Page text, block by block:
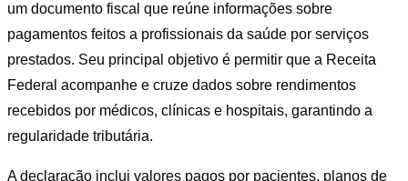
um documento fiscal que reúne informações sobre
pagamentos feitos a profissionais da saúde por serviços
prestados. Seu principal objetivo é permitir que a Receita
Federal acompanhe e cruze dados sobre rendimentos
recebidos por médicos, clínicas e hospitais, garantindo a
regularidade tributária.
A declaração inclui valores pagos por pacientes, planos de